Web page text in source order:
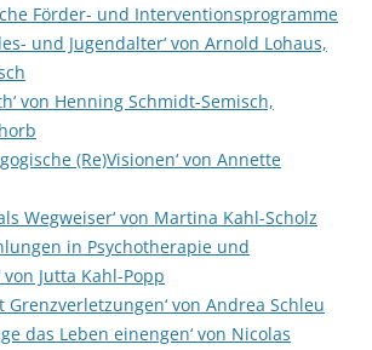
Förder- und Interventionsprogramme
und Jugendalter‘ von Arnold Lohaus,
von Henning Schmidt-Semisch,
(Re)Visionen‘ von Annette
Wegweiser‘ von Martina Kahl-Scholz
in Psychotherapie und
von Jutta Kahl-Popp
Grenzverletzungen‘ von Andrea Schleu
das Leben einengen‘ von Nicolas